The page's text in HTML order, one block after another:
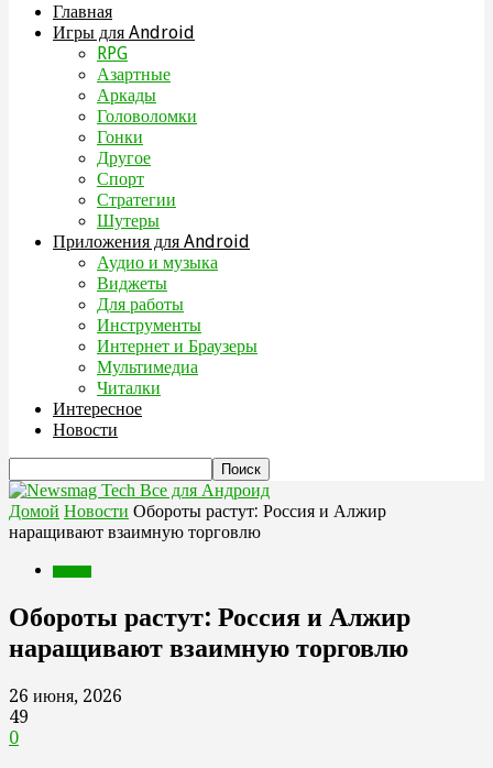
Главная
Игры для Android
RPG
Азартные
Аркады
Головоломки
Гонки
Другое
Спорт
Стратегии
Шутеры
Приложения для Android
Аудио и музыка
Виджеты
Для работы
Инструменты
Интернет и Браузеры
Мультимедиа
Читалки
Интересное
Новости
Все для Андроид
Домой Новости Обороты растут: Россия и Алжир
наращивают взаимную торговлю
Обороты растут: Россия и Алжир
наращивают взаимную торговлю
26 июня, 2026
49
0